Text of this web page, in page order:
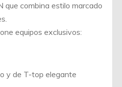
que combina estilo marcado
equipos exclusivos:
y de T-top elegante